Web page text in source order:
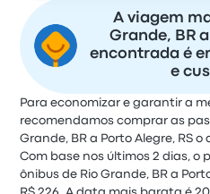
A viagem
Grande, BR
encontrada é
e
Para economizar e garantir a
recomendamos comprar as
Grande, BR a Porto Alegre, RS
Com base nos últimos 2 dias, o
ônibus de Rio Grande, BR a